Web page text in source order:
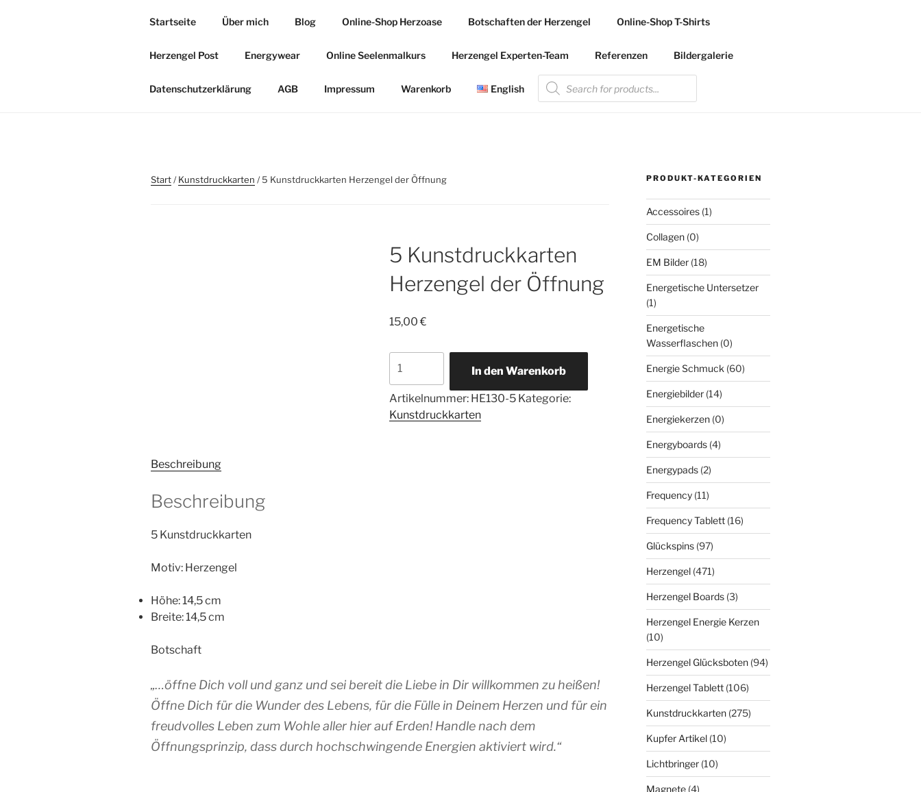
HERZOASE.COM
Startseite Über mich Blog Online-Shop Herzoase Botschaften der Herzengel Online-Shop T-Shirts
Herzengel Post Energywear Online Seelenmalkurs Herzengel Experten-Team Referenzen Bildergalerie
Datenschutzerklärung AGB Impressum Warenkorb English
Products
search
Start/Kunstdruckkarten / 5 Kunstdruckkarten Herzengel der Öffnung
5 Kunstdruckkarten
Herzengel der Öffnung
15,00€
Kunstdruckkarten
Herzengel
der
Öffnung
In den Warenkorb
Artikelnummer: HE130-5 Kategorie:
Kunstdruckkarten
Beschreibung
Beschreibung
5 Kunstdruckkarten
Motiv: Herzengel
Höhe: 14,5 cm
Breite: 14,5 cm
Botschaft
„…öffne Dich voll und ganz und sei bereit die Liebe in Dir willkommen zu heißen!
Öffne Dich für die Wunder des Lebens, für die Fülle in Deinem Herzen und für ein
freudvolles Leben zum Wohle aller hier auf Erden! Handle nach dem
Öffnungsprinzip, dass durch hochschwingende Energien aktiviert wird.“
PRODUKT-KATEGORIEN
Accessoires (1)
Collagen (0)
EM Bilder (18)
Energetische Untersetzer
(1)
Energetische
Wasserflaschen (0)
Energie Schmuck (60)
Energiebilder (14)
Energiekerzen (0)
Energyboards (4)
Energypads (2)
Frequency (11)
Frequency Tablett (16)
Glückspins (97)
Herzengel (471)
Herzengel Boards (3)
Herzengel Energie Kerzen
(10)
Herzengel Glücksboten (94)
Herzengel Tablett (106)
Kunstdruckkarten (275)
Kupfer Artikel (10)
Lichtbringer (10)
Magnete (4)